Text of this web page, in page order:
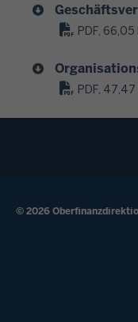
PDF, 66,05
PDF, 47,47
© 2026